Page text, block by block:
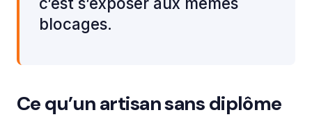
blocages.
Ce qu’un artisan sans diplôme